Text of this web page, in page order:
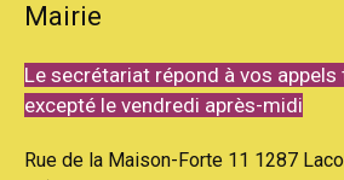
Mairie
Le secrétariat répond à vos
excepté le vendredi après-midi
Rue de la Maison-Forte 11 1287